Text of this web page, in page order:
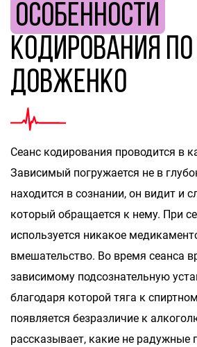
Особенности
кодирования
Довженко
Сеанс кодирования проводится в
Зависимый погружается не в
находится в сознании, он видит и
который обращается к нему. При
используется никакое
вмешательство. Во время сеанса
зависимому подсознательную
благодаря которой тяга к
появляется безразличие к
рассказывает, какие не радужные